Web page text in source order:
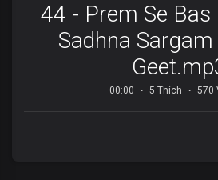
44 - Prem Se Bas
Sadhna Sargam
00:00 5 Thích 570